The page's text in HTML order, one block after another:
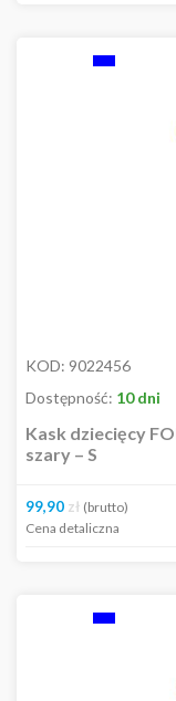
KOD: 9022456
Dostępność: 10 dni
Kask dziecięcy
szary – S
99,90 zł (brutto)
Cena detaliczna